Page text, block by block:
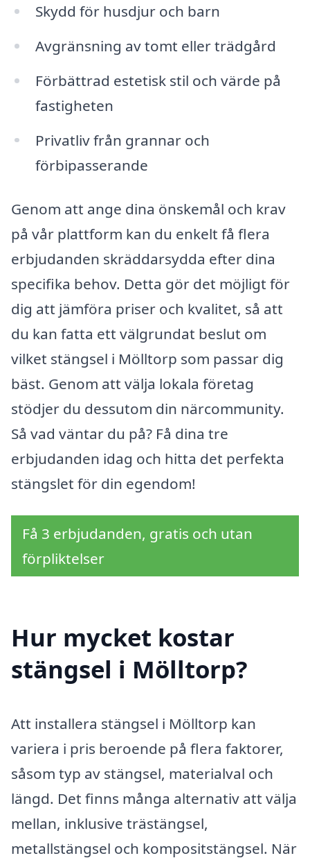
Skydd för husdjur och barn
Avgränsning av tomt eller trädgård
Förbättrad estetisk stil och värde på
fastigheten
Privatliv från grannar och
förbipasserande
Genom att ange dina önskemål och krav
på vår plattform kan du enkelt få flera
erbjudanden skräddarsydda efter dina
specifika behov. Detta gör det möjligt för
dig att jämföra priser och kvalitet, så att
du kan fatta ett välgrundat beslut om
vilket stängsel i Mölltorp som passar dig
bäst. Genom att välja lokala företag
stödjer du dessutom din närcommunity.
Så vad väntar du på? Få dina tre
erbjudanden idag och hitta det perfekta
stängslet för din egendom!
Få 3 erbjudanden, gratis och utan
förpliktelser
Hur mycket kostar
stängsel i Mölltorp?
Att installera stängsel i Mölltorp kan
variera i pris beroende på flera faktorer,
såsom typ av stängsel, materialval och
längd. Det finns många alternativ att välja
mellan, inklusive trästängsel,
metallstängsel och kompositstängsel. När